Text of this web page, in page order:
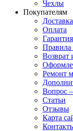
Чехлы
Покупателям
Доставка
Оплата
Гарантия
Правила
Возврат
Ремонт
Вопрос
Статьи
Отзывы
Карта